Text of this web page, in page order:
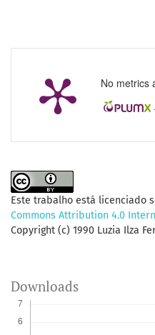
No metrics
Este trabalho está licenciado
Commons Attribution 4.0
Copyright (c) 1990 Luzia Ilza
Downloads